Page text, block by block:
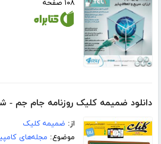
۱۰۸ صفحه
دانلود ضمیمه کلیک روزنامه جام جم -
از: ضمیمه کلیک
موضوع: مجله‌های